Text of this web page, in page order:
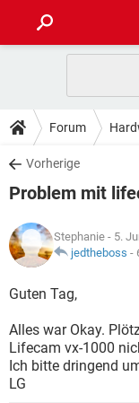
ANDROID
WINDOWS 10
WHATSAPP
FACEBOOK
TIPPS & TRICKS
SPIELE
WHATSAPP
FACEBOOK
DOWNLOADS
SPIELE
ANDROID
WINDOWS 10
WHATSAPP
SPIELE
ANDROID
WINDOWS 10
WHATSAPP
FACEBOOK
LEXIKON
SPIELE
WINDOWS 10
WHATSAPP
Forum
Vorherige
Problem mit
Stephanie - 5.
jedtheboss -
Guten Tag,
Alles war Okay.
Lifecam vx-1000
Ich bitte dringend
LG